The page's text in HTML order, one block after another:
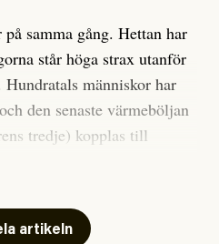
samma gång. Hettan har
står höga strax utanför
människor har
den senaste värmeböljan
tredje) kopplas till
Känns det som en
vore fullständigt orimligt.
artikeln